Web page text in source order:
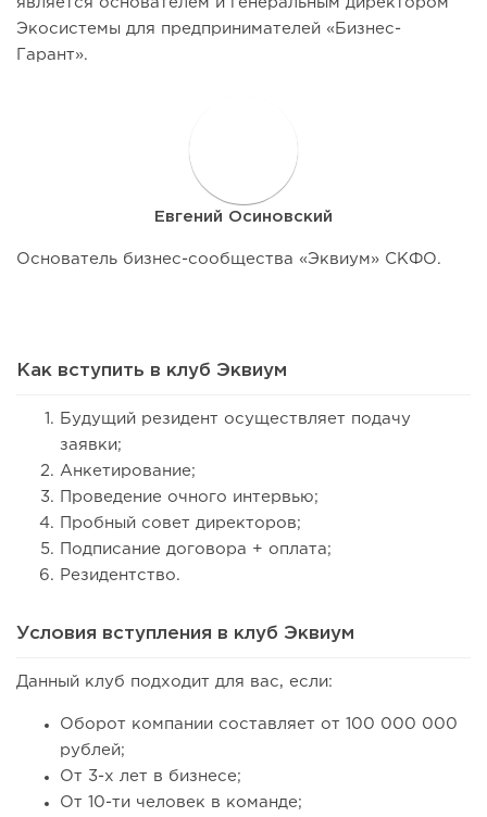
Экосистемы для предпринимателей «Бизнес-
Гарант».
Евгений Осиновский
Основатель бизнес-сообщества «Эквиум» СКФО.
Как вступить в клуб Эквиум
Будущий резидент осуществляет подачу
заявки;
Анкетирование;
Проведение очного интервью;
Пробный совет директоров;
Подписание договора + оплата;
Резидентство.
Условия вступления в клуб Эквиум
Данный клуб подходит для вас, если:
Оборот компании составляет от 100 000 000
рублей;
От 3-х лет в бизнесе;
От 10-ти человек в команде;